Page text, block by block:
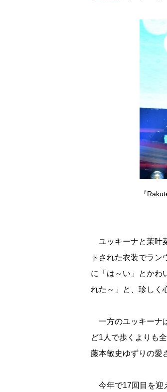
『
ユッキーナと茉叶
トされた衣装でラ
に「は～い」とかわ
れた～」と、珍しく
一方のユッキーナ
ど1人で歩くよりも
藤本敏史ゆずりの愛
今年で17回目を迎